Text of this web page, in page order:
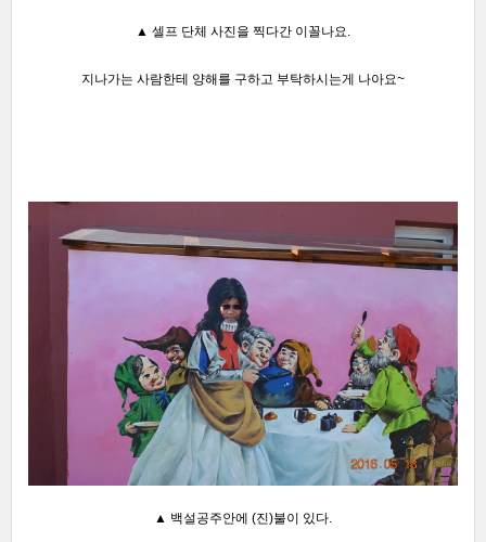
▲ 셀프 단체 사진을 찍다간 이꼴나요.
지나가는 사람한테 양해를 구하고 부탁하시는게 나아요~
▲ 백설공주안에 (진)불이 있다.